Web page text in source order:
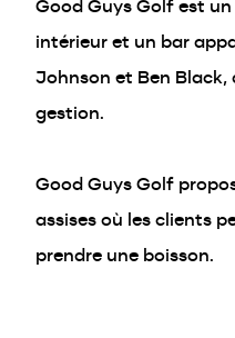
Good Guys Golf est
intérieur et un bar
Johnson et Ben Black,
gestion.
Good Guys Golf
assises où les clients
prendre une boisson.